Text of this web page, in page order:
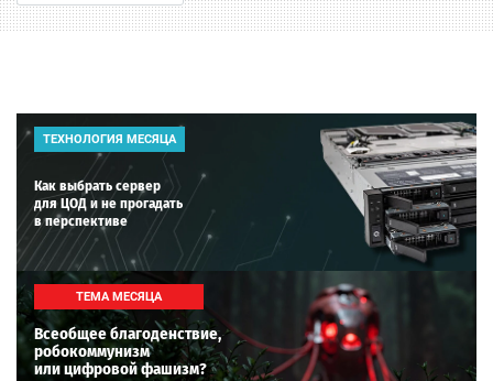
ТЕХНОЛОГИЯ МЕСЯЦА
Как выбрать сервер
для ЦОД и не прогадать
в перспективе
ТЕМА МЕСЯЦА
Всеобщее благоденствие,
робокоммунизм
или цифровой фашизм?